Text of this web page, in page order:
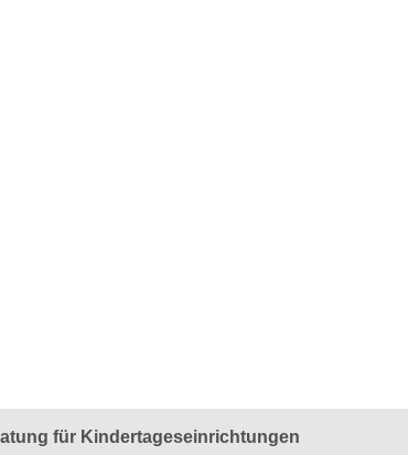
für Kindertageseinrichtungen